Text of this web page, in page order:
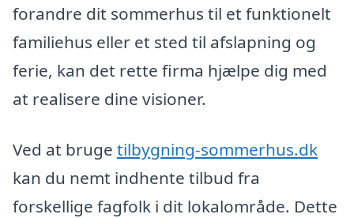
forandre dit sommerhus til et funktionelt
familiehus eller et sted til afslapning og
ferie, kan det rette firma hjælpe dig med
at realisere dine visioner.
Ved at bruge tilbygning-sommerhus.dk
kan du nemt indhente tilbud fra
forskellige fagfolk i dit lokalområde. Dette